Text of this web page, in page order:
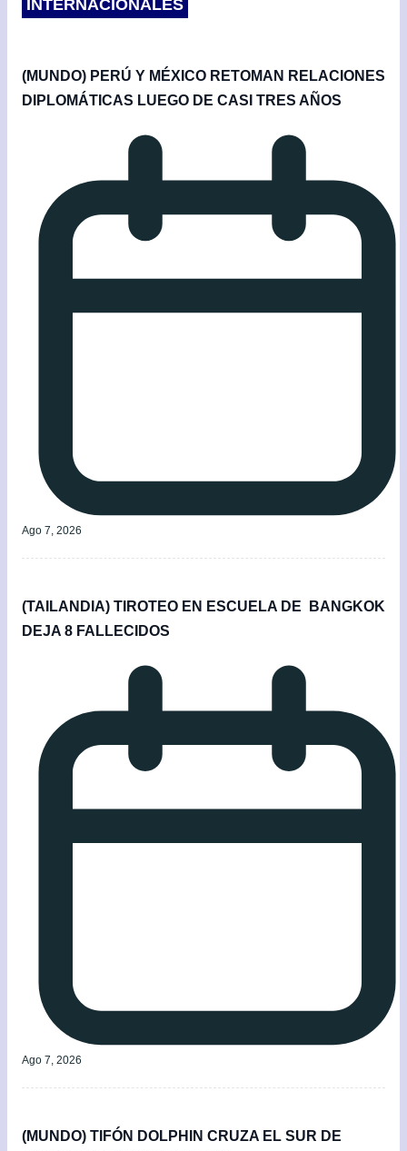
INTERNACIONALES
(MUNDO) PERÚ Y MÉXICO RETOMAN RELACIONES
DIPLOMÁTICAS LUEGO DE CASI TRES AÑOS
Ago 7, 2026
(TAILANDIA) TIROTEO EN ESCUELA DE BANGKOK
DEJA 8 FALLECIDOS
Ago 7, 2026
(MUNDO) TIFÓN DOLPHIN CRUZA EL SUR DE